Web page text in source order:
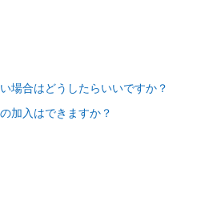
場合はどうしたらいいですか？
加入はできますか？